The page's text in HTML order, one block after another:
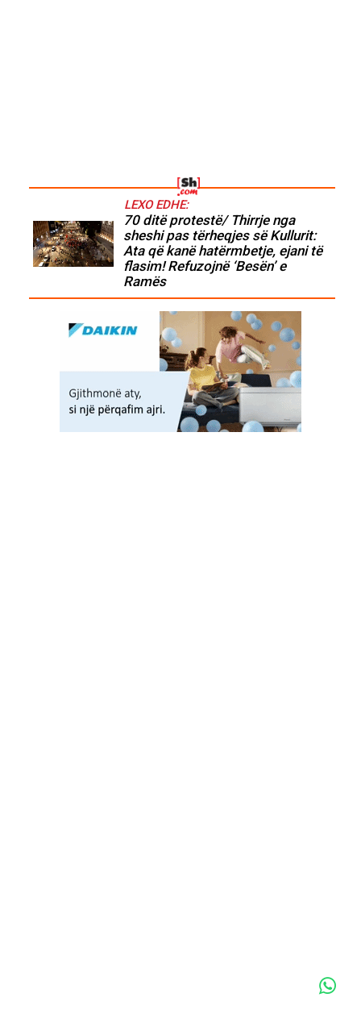
LEXO EDHE:
70 ditë protestë/ Thirrje nga
sheshi pas tërheqjes së Kullurit:
Ata që kanë hatërmbetje, ejani të
flasim! Refuzojnë ‘Besën’ e
Ramës